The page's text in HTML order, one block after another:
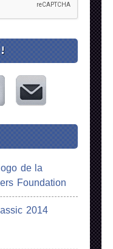
de la
Foundation
2014